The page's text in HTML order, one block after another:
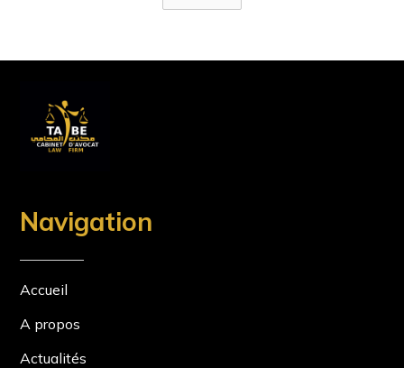
Navigation
Accueil
A propos
Actualités